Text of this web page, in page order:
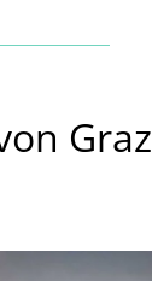
Graz